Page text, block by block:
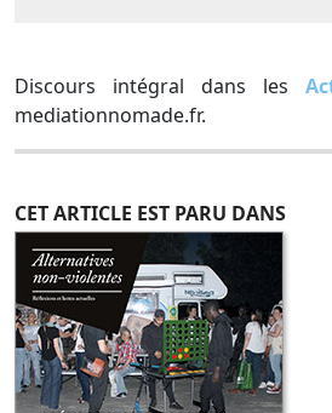
CET ARTICLE EST PARU DANS
Discours intégral dans les
mediationnomade.fr.